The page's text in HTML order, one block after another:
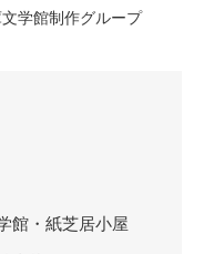
学館制作グループ
館・紙芝居小屋